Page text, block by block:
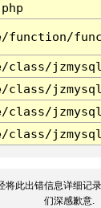
function/
class/
class/
class/
class/
将此出错信息详细记
们深感歉意.